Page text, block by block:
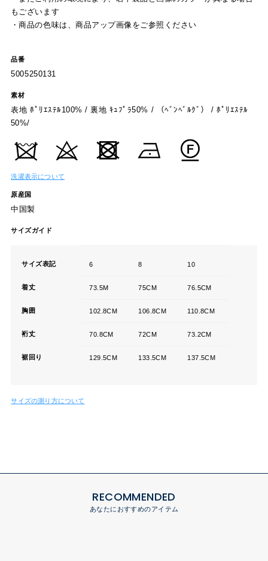
もございます
・商品の色味は、商品アップ画像をご参照ください
品番
5005250131
素材
表地 ﾎﾟﾘｴｽﾃﾙ100% / 裏地 ｷｭﾌﾟﾗ50% / （ﾍﾞﾝﾍﾞﾙｸﾞ） / ﾎﾟﾘｴｽﾃﾙ
50%/
洗濯表示について
原産国
中国製
サイズガイド
サイズ表記 6 8 10
着丈 73.5M 75CM 76.5CM
胸囲 102.8CM 106.8CM 110.8CM
裄丈 70.8CM 72CM 73.2CM
裾回り 129.5CM 133.5CM 137.5CM
サイズの測り方について
RECOMMENDED
あなたにおすすめのアイテム